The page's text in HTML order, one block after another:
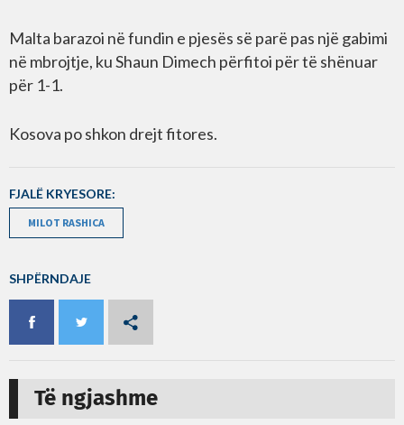
Malta barazoi në fundin e pjesës së parë pas një gabimi
në mbrojtje, ku Shaun Dimech përfitoi për të shënuar
për 1-1.
Kosova po shkon drejt fitores.
FJALË KRYESORE:
MILOT RASHICA
SHPËRNDAJE
Të ngjashme